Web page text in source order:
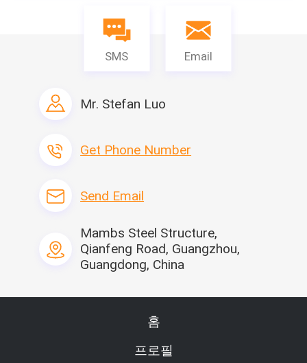
SMS Email
Mr. Stefan Luo
Get Phone Number
Send Email
Mambs Steel Structure,
Qianfeng Road, Guangzhou,
Guangdong, China
홈
프로필